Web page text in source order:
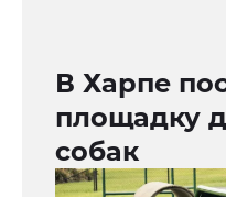
В Харпе
площадку
собак